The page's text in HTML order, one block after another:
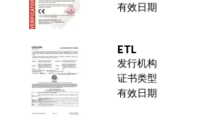
有效日期
ETL
发行机构
证书类型
有效日期